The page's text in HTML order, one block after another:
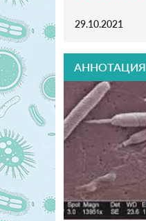
29.10.2021
АННОТАЦИЯ